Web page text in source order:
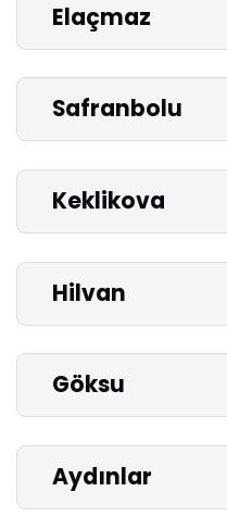
Elaçmaz
Safranbolu
Keklikova
Hilvan
Göksu
Aydınlar